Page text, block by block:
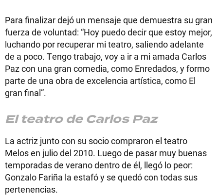
Para finalizar dejó un mensaje que demuestra su gran
fuerza de voluntad: “Hoy puedo decir que estoy mejor,
luchando por recuperar mi teatro, saliendo adelante
de a poco. Tengo trabajo, voy a ir a mi amada Carlos
Paz con una gran comedia, como Enredados, y formo
parte de una obra de excelencia artística, como El
gran final”.
El teatro de Carlos Paz
La actriz junto con su socio compraron el teatro
Melos en julio del 2010. Luego de pasar muy buenas
temporadas de verano dentro de él, llegó lo peor:
Gonzalo Fariña la estafó y se quedó con todas sus
pertenencias.